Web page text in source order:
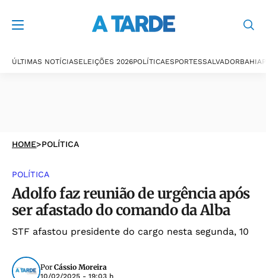
ÚLTIMAS NOTÍCIASELEIÇÕES 2026POLÍTICAESPORTESSALVADORBAHIA
HOME>POLÍTICA
POLÍTICA
Adolfo faz reunião de urgência após
ser afastado do comando da Alba
STF afastou presidente do cargo nesta segunda, 10
Por Cássio Moreira
10/02/2025 - 19:03 h